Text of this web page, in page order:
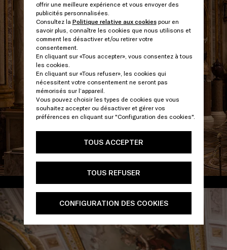
offrir une meilleure expérience et vous envoyer des
publicités personnalisées.
Consultez la Politique relative aux cookiespour en
savoir plus, connaître les cookies que nous utilisons et
comment les désactiver et/ou retirer votre
consentement.
En cliquant sur «Tous accepter», vous consentez à tous
les cookies.
En cliquant sur «Tous refuser», les cookies qui
nécessitent votre consentement ne seront pas
mémorisés sur l’appareil.
Vous pouvez choisir les types de cookies que vous
souhaitez accepter ou désactiver et gérer vos
préférences en cliquant sur "Configuration des cookies".
TOUS ACCEPTER
TOUS REFUSER
CONFIGURATION DES COOKIES